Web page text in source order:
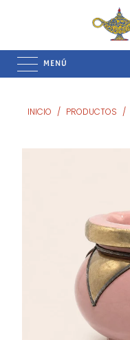
MENÚ
INICIO / PRODUCTOS /